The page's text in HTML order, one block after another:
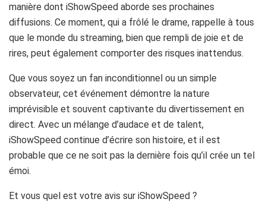
manière dont iShowSpeed aborde ses prochaines
diffusions. Ce moment, qui a frôlé le drame, rappelle à tous
que le monde du streaming, bien que rempli de joie et de
rires, peut également comporter des risques inattendus.
Que vous soyez un fan inconditionnel ou un simple
observateur, cet événement démontre la nature
imprévisible et souvent captivante du divertissement en
direct. Avec un mélange d’audace et de talent,
iShowSpeed continue d’écrire son histoire, et il est
probable que ce ne soit pas la dernière fois qu’il crée un tel
émoi.
Et vous quel est votre avis sur iShowSpeed ?